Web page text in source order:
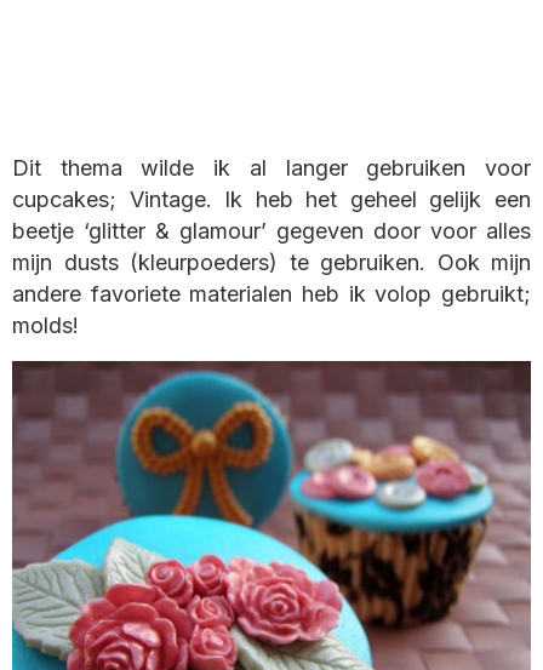
Dit thema wilde ik al langer gebruiken voor
cupcakes; Vintage. Ik heb het geheel gelijk een
beetje ‘glitter & glamour’ gegeven door voor alles
mijn dusts (kleurpoeders) te gebruiken. Ook mijn
andere favoriete materialen heb ik volop gebruikt;
molds!